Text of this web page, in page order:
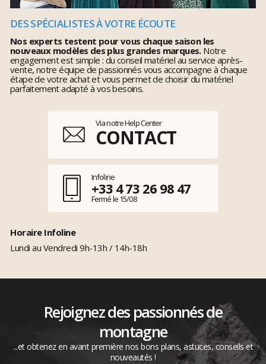
DES SPÉCIALISTES À VOTRE ÉCOUTE
Nos experts testent pour vous chaque saison les
nouveaux modèles des plus grandes marques.Notre
engagement est simple : du conseil matériel au service après-
vente, notre équipe de passionnés vous accompagne à chaque
étape de votre achat et vous permet de choisir du matériel
parfaitement adapté à vos besoins.
Via notre Help Center
CONTACT
Infoline
+33 4 73 26 98 47
Fermé le 15/08
Horaire Infoline
Lundi au Vendredi 9h-13h / 14h-18h
Rejoignez des passionnés de
montagne
...et obtenez en avant première nos bons plans, astuces, conseils et
nouveautés !